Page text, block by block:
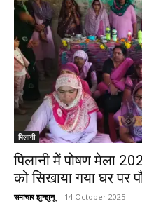
पिलानी
पिलानी में पोषण मेला
को सिखाया गया घर पर
समाचार झुन्झुनू - 14 October 2025